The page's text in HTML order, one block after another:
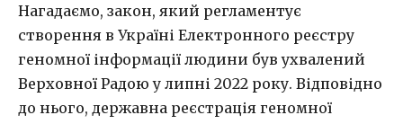
Нагадаємо, закон, який регламентує
створення в Україні Електронного реєстру
геномної інформації людини був ухвалений
Верховної Радою у липні 2022 року. Відповідно
до нього, державна реєстрація геномної